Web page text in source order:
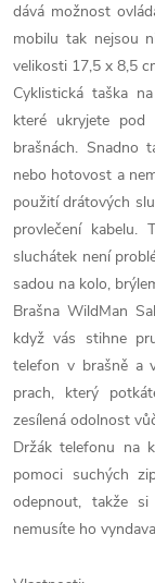
dává možnost
mobilu tak nejsou
velikosti 17,5 x 8,5
Cyklistická taška
které ukryjete pod
brašnách. Snadno
nebo hotovost a
použití drátových
provlečení
sluchátek není
sadou na kolo,
Brašna WildMan
když vás stihne
telefon v brašně a
prach, který
zesílená odolnost
Držák telefonu na
pomoci suchých
odepnout, takže
nemusíte ho